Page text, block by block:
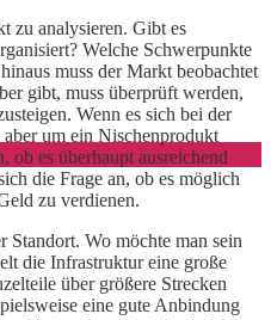
zu analysieren. Gibt es
Welche Schwerpunkte
muss der Markt beobachtet
gibt, muss überprüft werden,
Wenn es sich bei der
um ein Nischenprodukt
ob es überhaupt ausreichend
die Frage an, ob es möglich
zu verdienen.
Standort. Wo möchte man sein
die Infrastruktur eine große
über größere Strecken
eine gute Anbindung